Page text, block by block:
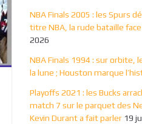
NBA Finals 2005 : les Spurs
titre NBA, la rude bataille
2026
NBA Finals 1994 : sur orbite,
la lune ; Houston marque
Playoffs 2021 : les Bucks
match 7 sur le parquet des
Kevin Durant a fait parler 19